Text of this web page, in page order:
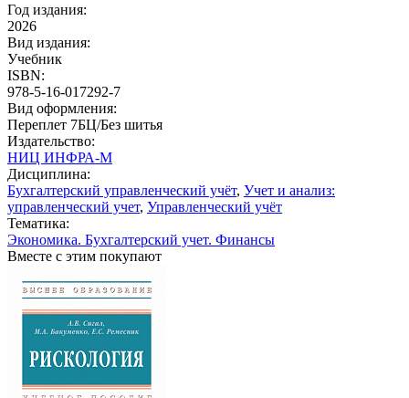
Год издания:
2026
Вид издания:
Учебник
ISBN:
978-5-16-017292-7
Вид оформления:
Переплет 7БЦ/Без шитья
Издательство:
НИЦ ИНФРА-М
Дисциплина:
Бухгалтерский управленческий учёт, Учет и анализ:
управленческий учет, Управленческий учёт
Тематика:
Экономика. Бухгалтерский учет. Финансы
Вместе с этим покупают